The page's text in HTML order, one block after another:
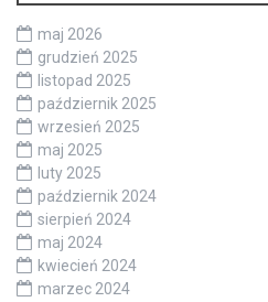
maj 2026
grudzień 2025
listopad 2025
październik 2025
wrzesień 2025
maj 2025
luty 2025
październik 2024
sierpień 2024
maj 2024
kwiecień 2024
marzec 2024